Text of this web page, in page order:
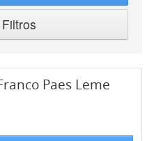
Paes Leme